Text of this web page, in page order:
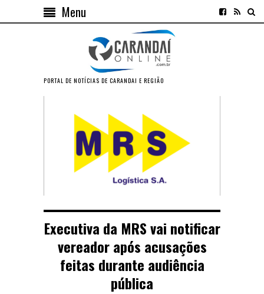
Menu
PORTAL DE NOTÍCIAS DE CARANDAI E REGIÃO
Executiva da MRS vai notificar
vereador após acusações
feitas durante audiência
pública